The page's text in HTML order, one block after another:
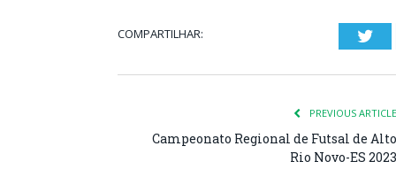
COMPARTILHAR:
PREVIOUS ARTICLE
Campeonato Regional de Futsal de Alto
Rio Novo-ES 2023